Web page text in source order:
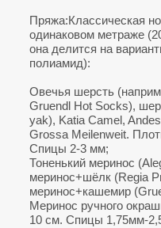
Пряжа:Классическая
одинаковом метраже
она делится на
полиамид):
Овечья шерсть
Gruendl Hot Socks),
yak), Katia Camel,
Grossa Meilenweit.
Спицы 2-3 мм;
Тоненький меринос
меринос+шёлк (Regia
меринос+кашемир
Меринос ручного
10 см. Спицы 1,75мм-